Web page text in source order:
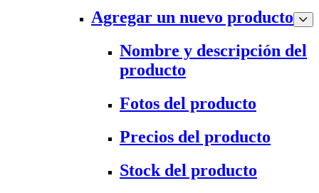
Agregar un nuevo producto
Nombre y descripción del
producto
Fotos del producto
Precios del producto
Stock del producto